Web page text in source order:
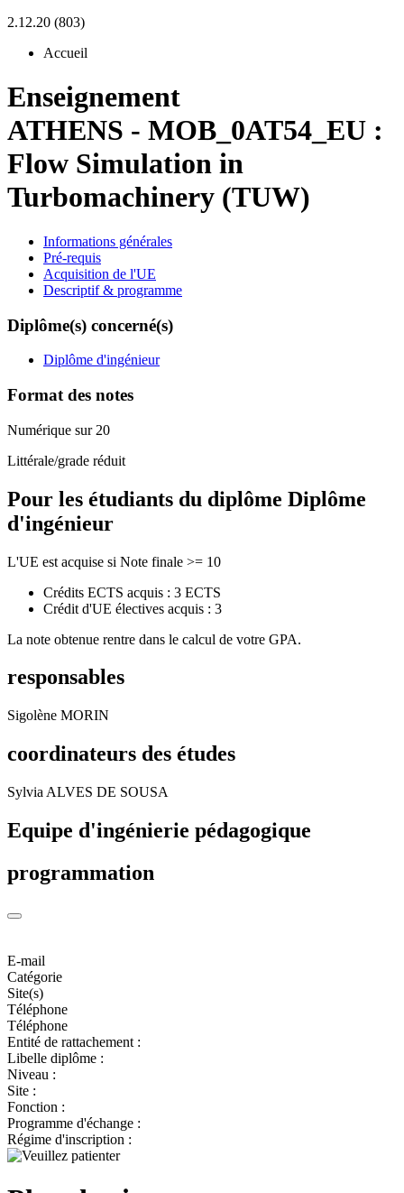
2.12.20 (803)
Accueil
Enseignement
ATHENS - MOB_0AT54_EU :
Flow Simulation in
Turbomachinery (TUW)
Informations générales
Pré-requis
Acquisition de l'UE
Descriptif & programme
Diplôme(s) concerné(s)
Diplôme d'ingénieur
Format des notes
Numérique sur 20
Littérale/grade réduit
Pour les étudiants du diplôme Diplôme
d'ingénieur
L'UE est acquise si Note finale >= 10
Crédits ECTS acquis : 3 ECTS
Crédit d'UE électives acquis : 3
La note obtenue rentre dans le calcul de votre GPA.
responsables
Sigolène MORIN
coordinateurs des études
Sylvia ALVES DE SOUSA
Equipe d'ingénierie pédagogique
programmation
E-mail
Catégorie
Site(s)
Téléphone
Téléphone
Entité de rattachement :
Libelle diplôme :
Niveau :
Site :
Fonction :
Programme d'échange :
Régime d'inscription :